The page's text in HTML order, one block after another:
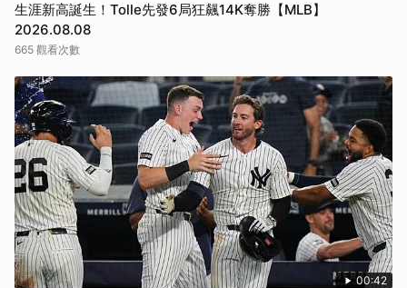
生涯新高誕生！Tolle先發6局狂飆14K奪勝【MLB】
2026.08.08
665 觀看次數
00:42